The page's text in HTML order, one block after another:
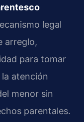
legal
arreglo,
para tomar
atención
menor sin
parentales.